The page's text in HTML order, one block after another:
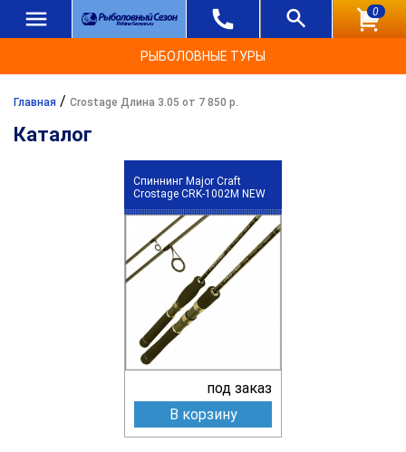
0
РЫБОЛОВНЫЕ ТУРЫ
Главная / Crostage Длина 3.05 от 7 850 р.
Каталог
Спиннинг Major Craft
Crostage CRK-1002M NEW
под заказ
В корзину